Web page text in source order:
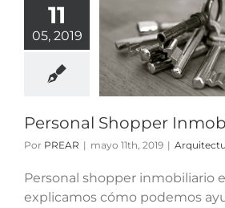
11
05, 2019
Personal Shopper
Por PREAR | mayo 11th, 2019 |
Personal shopper inmobiliario
explicamos cómo podemos